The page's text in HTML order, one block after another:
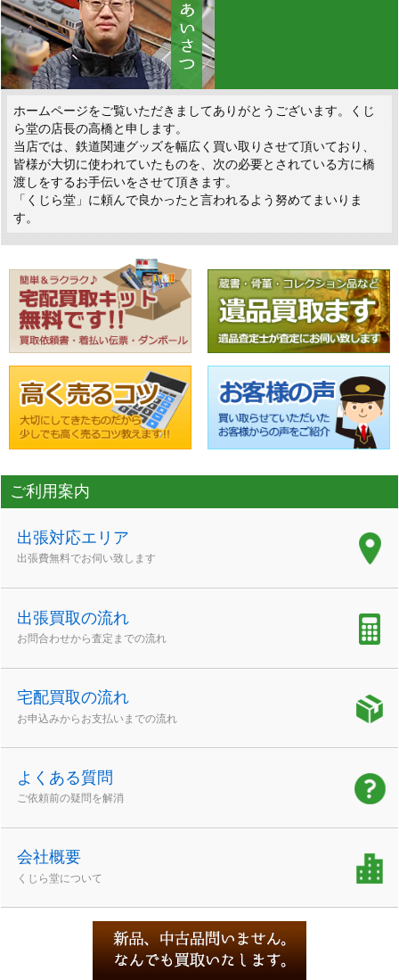
ホームページをご覧いただきましてありがとうございます。くじ
ら堂の店長の高橋と申します。
当店では、鉄道関連グッズを幅広く買い取りさせて頂いており、
皆様が大切に使われていたものを、次の必要とされている方に橋
渡しをするお手伝いをさせて頂きます。
「くじら堂」に頼んで良かったと言われるよう努めてまいりま
す。
ご利用案内
出張対応エリア
出張費無料でお伺い致します
出張買取の流れ
お問合わせから査定までの流れ
宅配買取の流れ
お申込みからお支払いまでの流れ
よくある質問
ご依頼前の疑問を解消
会社概要
くじら堂について